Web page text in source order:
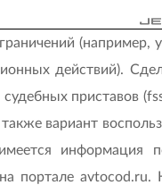
(например,
действий).
приставов
вариант
информация
портале avtocod.ru.